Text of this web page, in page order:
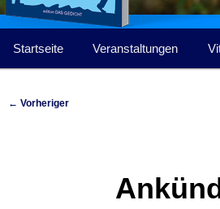
Startseite Veranstaltungen
Beitragsnavigation
← Vorheriger